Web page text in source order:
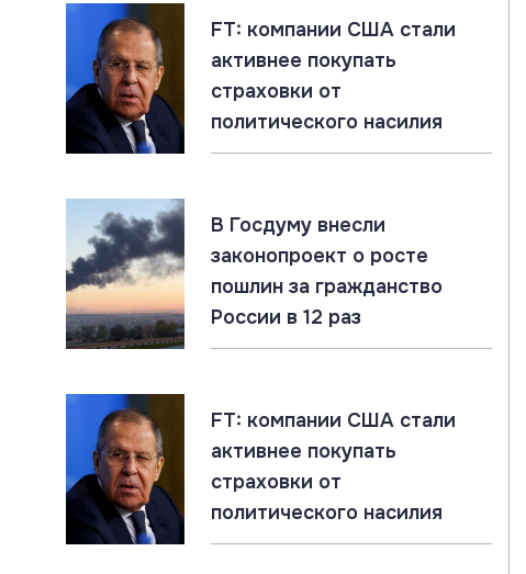
07.08.2026
ДНР: главное за 7 августа
ЕС переводит Украине €1,4 млрд из доходов
от замороженных активов России
07.08.2026 #ЛНР #СВО #Сводка
ЛНР: главное за 7 августа
FT: компании США стали
активнее покупать
страховки от
политического насилия
В Госдуму внесли
законопроект о росте
пошлин за гражданство
России в 12 раз
FT: компании США стали
активнее покупать
страховки от
политического насилия